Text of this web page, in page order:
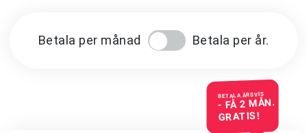
Betala per månad Betala per år.
BETALA ÅRSVIS
- FÅ 2 MÅN.
GRATIS!